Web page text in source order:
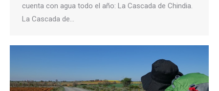
cuenta con agua todo el año: La Cascada de Chindia.
La Cascada de…